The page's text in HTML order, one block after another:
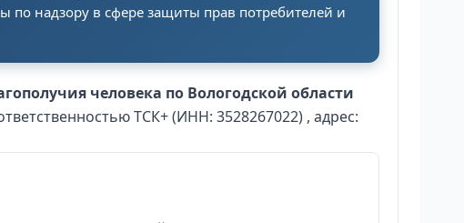
по надзору в сфере защиты прав потребителей и
человека по Вологодской области
ТСК+ (ИНН: 3528267022) , адрес: